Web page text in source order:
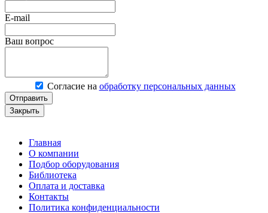
E-mail
Ваш вопрос
Согласие на обработку персональных данных
Отправить
Закрыть
Главная
О компании
Подбор оборудования
Библиотека
Оплата и доставка
Контакты
Политика конфиденциальности